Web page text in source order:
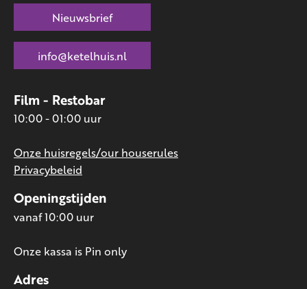
Adres
Openingstijden
vanaf 10:00 uur
Onze kassa is Pin only
Film - Restobar
10:00 - 01:00 uur
Onze huisregels/our houserules
Privacybeleid
Nieuwsbrief
info@ketelhuis.nl